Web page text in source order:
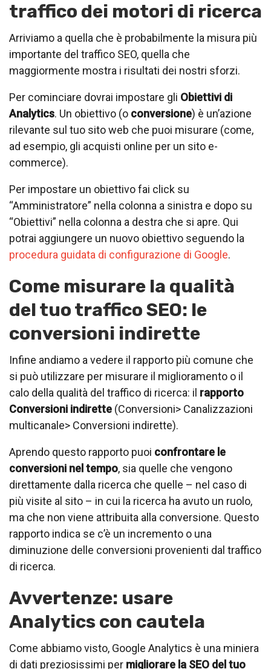
traffico dei motori di ricerca
Arriviamo a quella che è probabilmente la misura più
importante del traffico SEO, quella che
maggiormente mostra i risultati dei nostri sforzi.
Per cominciare dovrai impostare gli Obiettivi di
Analytics. Un obiettivo (o conversione) è un’azione
rilevante sul tuo sito web che puoi misurare (come,
ad esempio, gli acquisti online per un sito e-
commerce).
Per impostare un obiettivo fai click su
“Amministratore” nella colonna a sinistra e dopo su
“Obiettivi” nella colonna a destra che si apre. Qui
potrai aggiungere un nuovo obiettivo seguendo la
procedura guidata di configurazione di Google.
Come misurare la qualità
del tuo traffico SEO: le
conversioni indirette
Infine andiamo a vedere il rapporto più comune che
si può utilizzare per misurare il miglioramento o il
calo della qualità del traffico di ricerca: il rapporto
Conversioni indirette (Conversioni> Canalizzazioni
multicanale> Conversioni indirette).
Aprendo questo rapporto puoi confrontare le
conversioni nel tempo, sia quelle che vengono
direttamente dalla ricerca che quelle – nel caso di
più visite al sito – in cui la ricerca ha avuto un ruolo,
ma che non viene attribuita alla conversione. Questo
rapporto indica se c’è un incremento o una
diminuzione delle conversioni provenienti dal traffico
di ricerca.
Avvertenze: usare
Analytics con cautela
Come abbiamo visto, Google Analytics è una miniera
di dati preziosissimi per migliorare la SEO del tuo